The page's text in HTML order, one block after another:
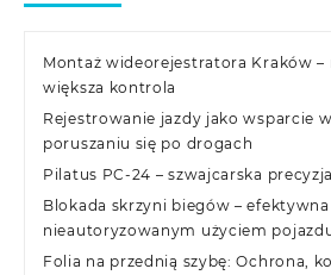
Montaż wideorejestratora Kraków –
większa kontrola
Rejestrowanie jazdy jako wsparcie
poruszaniu się po drogach
Pilatus PC-24 – szwajcarska
Blokada skrzyni biegów –
nieautoryzowanym użyciem
Folia na przednią szybę: Ochrona,